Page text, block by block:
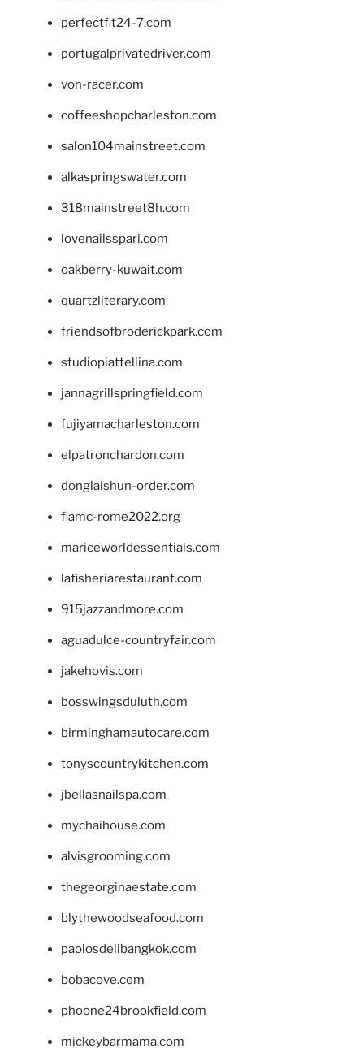
perfectfit24-7.com
portugalprivatedriver.com
von-racer.com
coffeeshopcharleston.com
salon104mainstreet.com
alkaspringswater.com
318mainstreet8h.com
lovenailsspari.com
oakberry-kuwait.com
quartzliterary.com
friendsofbroderickpark.com
studiopiattellina.com
jannagrillspringfield.com
fujiyamacharleston.com
elpatronchardon.com
donglaishun-order.com
fiamc-rome2022.org
mariceworldessentials.com
lafisheriarestaurant.com
915jazzandmore.com
aguadulce-countryfair.com
jakehovis.com
bosswingsduluth.com
birminghamautocare.com
tonyscountrykitchen.com
jbellasnailspa.com
mychaihouse.com
alvisgrooming.com
thegeorginaestate.com
blythewoodseafood.com
paolosdelibangkok.com
bobacove.com
phoone24brookfield.com
mickeybarmama.com